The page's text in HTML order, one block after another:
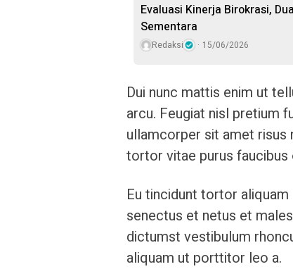
Evaluasi Kinerja Birokrasi,
Sementara
Redaksi 15/06/2026
Dui nunc mattis enim ut
arcu. Feugiat nisl pretium
ullamcorper sit amet risus
tortor vitae purus faucibus
Eu tincidunt tortor
senectus et netus et
dictumst vestibulum
aliquam ut porttitor leo a.